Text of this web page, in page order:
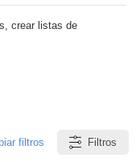
crear listas de
filtros Filtros